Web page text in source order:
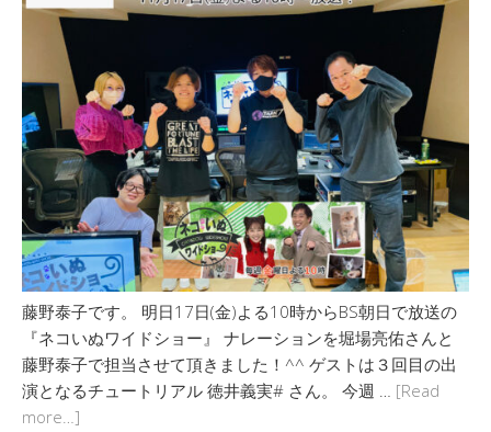
藤野泰子です。 明日17日(金)よる10時からBS朝日で放送の
『ネコいぬワイドショー』 ナレーションを堀場亮佑さんと
藤野泰子で担当させて頂きました！^^ ゲストは３回目の出
演となるチュートリアル 徳井義実# さん。 今週 … [Read
more…]